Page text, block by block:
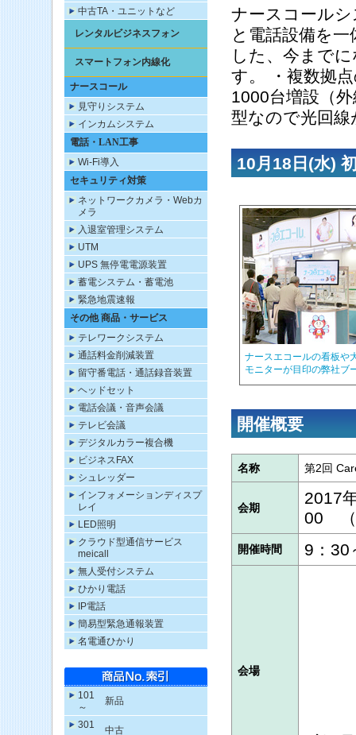
中古TA・ユニットなど
レンタルビジネスフォン
スマートフォン内線化
ナースコール
見守りシステム
インカムシステム
電話・LAN工事
Wi-Fi導入
セキュリティ対策
ネットワークカメラ・Webカ
メラ
入退室管理システム
UTM
UPS 無停電電源装置
蓄電システム・蓄電池
緊急地震速報
その他 商品・サービス
テレワークシステム
通話料金削減装置
留守番電話・通話録音装置
ヘッドセット
電話会議・音声会議
テレビ会議
デジタルカラー複合機
ビジネスFAX
シュレッダー
インフォメーションディスプ
レイ
LED照明
クラウド型通信サービス
meicall
無人受付システム
ひかり電話
IP電話
簡易型緊急通報装置
名電通ひかり
101
～
新品
301
中古
ナースコール
と電話設備を
した、今まで
す。 ・複数拠
1000台増設（
型なので光回
10月18日(水)
ナースエコールの看板や
モニターが目印の弊社ブ
開催概要
名称 第2回
会期
2017
00 （
開催時間 9：30
会場